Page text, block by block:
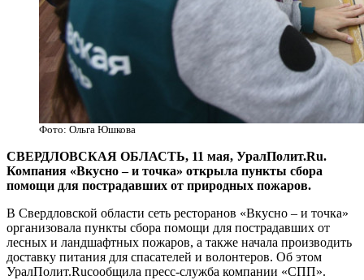
Фото: Ольга Юшкова
СВЕРДЛОВСКАЯ ОБЛАСТЬ, 11 мая, УралПолит.Ru.
Компания «Вкусно – и точка» открыла пункты сбора
помощи для пострадавших от природных пожаров.
В Свердловской области сеть ресторанов «Вкусно – и точка»
организовала пункты сбора помощи для пострадавших от
лесных и ландшафтных пожаров, а также начала производить
доставку питания для спасателей и волонтеров. Об этом
УралПолит.Ruсообщила пресс-служба компании «СПП».